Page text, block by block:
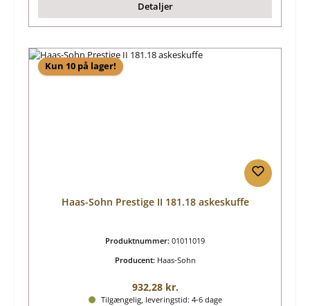
Detaljer
Kun 10 på lager!
Haas-Sohn Prestige II 181.18 askeskuffe
Produktnummer: 01011019
Producent: Haas-Sohn
Almindelig pris:
932,28 kr.
Tilgængelig, leveringstid: 4-6 dage